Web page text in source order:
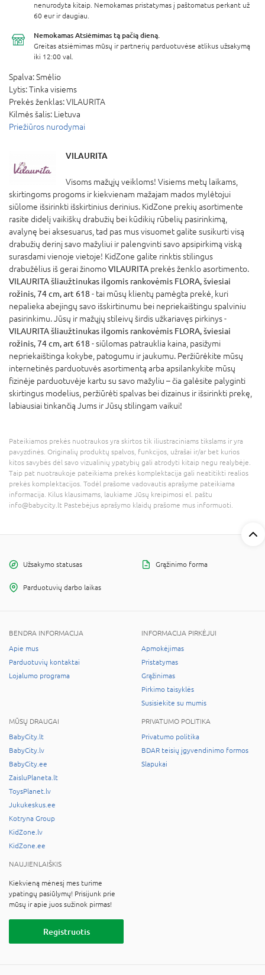
nenurodyta kitaip. Nemokamas pristatymas į paštomatus perkant už
60 eur ir daugiau.
Nemokamas Atsiėmimas tą pačią dieną.
Greitas atsiėmimas mūsų ir partnerių parduotuvėse atlikus užsakymą
iki 12:00 val.
Spalva:Smėlio
Lytis:Tinka visiems
Prekės ženklas:VILAURITA
Kilmės šalis: Lietuva
Priežiūros nurodymai
VILAURITA
Visoms mažųjų veikloms! Visiems metų laikams,
skirtingoms progoms ir kiekvienam mažajam mados mylėtojui
siūlome išsirinkti išskirtinius derinius. KidZone prekių asortimente
rasite didelį vaikiškų drabužių bei kūdikių rūbelių pasirinkimą,
avalynę bei aksesuarus, tad pas mus visuomet galite susikurti visą
drabužių derinį savo mažyliui ir palengvinti savo apsipirkimą viską
surasdami vienoje vietoje! KidZone galite rinktis stilingus
drabužėlius iš gerai žinomoVILAURITA prekės ženklo asortimento.
VILAURITA šliaužtinukas ilgomis rankovėmis FLORA, šviesiai
rožinis, 74 cm, art 618 - tai mūsų klientų pamėgta prekė, kuri
nepalieka abejingų savo išskirtinumu bei nepriekaištingu spalviniu
pasirinkimu. Jūsų ir mažųjų stileivų širdis užkariavęs pirkinys -
VILAURITA šliaužtinukas ilgomis rankovėmis FLORA, šviesiai
rožinis, 74 cm, art 618 - siūlomas patrauklia kaina, pasižymi
nepriekaištinga kokybe, patogumu ir jaukumu. Peržiūrėkite mūsų
internetinės parduotuvės asortimentą arba apsilankykite mūsų
fizinėje parduotuvėje kartu su savo mažyliu – čia galėsite palyginti
skirtingus modelius, peržiūrėti spalvas bei dizainus ir išsirinkti prekę,
labiausiai tinkančią Jums ir Jūsų stilingam vaikui!
Pateikiamos prekės nuotraukos yra skirtos tik iliustraciniams tikslams ir yra
pavyzdinės. Originalių produktų spalvos, funkcijos, užrašai ir/ar bet kurios
kitos savybės dėl savo vizualinių ypatybių gali atrodyti kitaip negu realybėje.
Taip pat nuotraukoje pateikiama prekės komplektacija gali neatitikti realios
prekės komplektacijos. Todėl prašome vadovautis aprašyme pateikiama
informacija. Kilus klausimams, laukiame Jūsų kreipimosi el. paštu
info@babycity.lt Pastebėjus aprašymo klaidų prašome mus informuoti.
Užsakymo statusas Grąžinimo forma
Parduotuvių darbo laikas
BENDRA INFORMACIJA
Apie mus
Parduotuvių kontaktai
Lojalumo programa
INFORMACIJA PIRKĖJUI
Apmokėjimas
Pristatymas
Grąžinimas
Pirkimo taisyklės
Susisiekite su mumis
MŪSŲ DRAUGAI
BabyCity.lt
BabyCity.lv
BabyCity.ee
ZaisluPlaneta.lt
ToysPlanet.lv
Jukukeskus.ee
Kotryna Group
KidZone.lv
KidZone.ee
PRIVATUMO POLITIKA
Privatumo politika
BDAR teisių įgyvendinimo formos
Slapukai
NAUJIENLAIŠKIS
Kiekvieną mėnesį mes turime
ypatingų pasiūlymų! Prisijunk prie
mūsų ir apie juos sužinok pirmas!
Registruotis